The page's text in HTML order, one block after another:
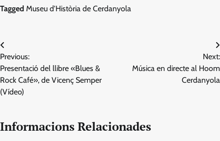
Tagged Museu d'Història de Cerdanyola
Navegació
d'entrades
Previous:
Presentació del llibre «Blues &
Rock Café», de Vicenç Semper
(Vídeo)
Next:
Música en directe al Hoom
Cerdanyola
Informacions Relacionades